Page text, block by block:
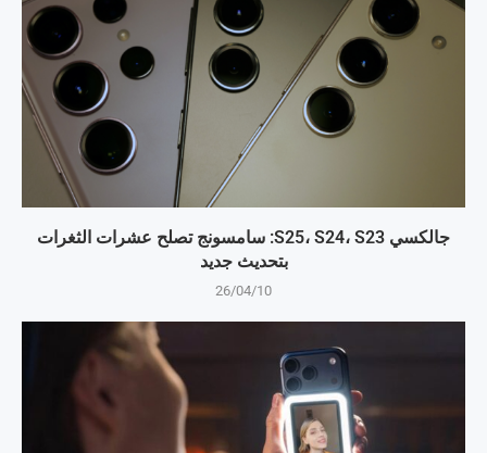
جالكسي S25، S24، S23: سامسونج تصلح عشرات الثغرات
بتحديث جديد
26/04/10